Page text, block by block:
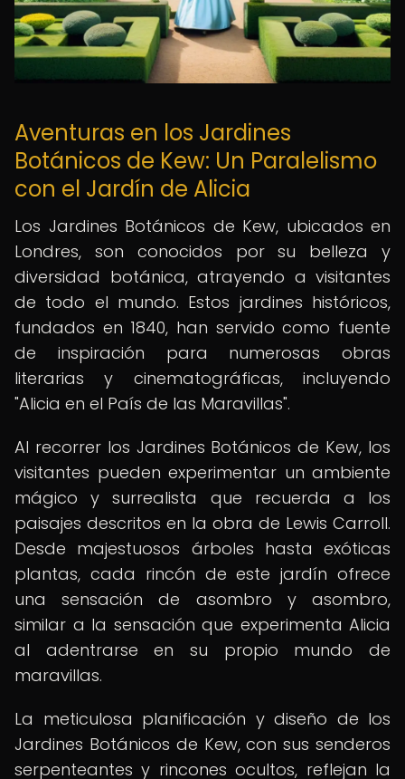
Aventuras en los Jardines
Botánicos de Kew: Un Paralelismo
con el Jardín de Alicia
Los Jardines Botánicos de Kew, ubicados en
Londres, son conocidos por su belleza y
diversidad botánica, atrayendo a visitantes
de todo el mundo. Estos jardines históricos,
fundados en 1840, han servido como fuente
de inspiración para numerosas obras
literarias y cinematográficas, incluyendo
"Alicia en el País de las Maravillas".
Al recorrer los Jardines Botánicos de Kew, los
visitantes pueden experimentar un ambiente
mágico y surrealista que recuerda a los
paisajes descritos en la obra de Lewis Carroll.
Desde majestuosos árboles hasta exóticas
plantas, cada rincón de este jardín ofrece
una sensación de asombro y asombro,
similar a la sensación que experimenta Alicia
al adentrarse en su propio mundo de
maravillas.
La meticulosa planificación y diseño de los
Jardines Botánicos de Kew, con sus senderos
serpenteantes y rincones ocultos, reflejan la